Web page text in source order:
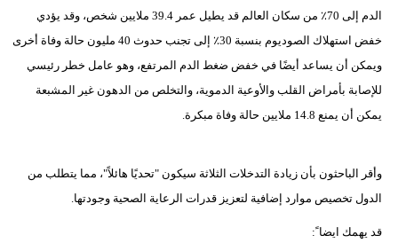
الدم إلى 70٪ من سكان العالم قد يطيل عمر 39.4 ملايين شخص، وقد يؤدي
خفض استهلاك الصوديوم بنسبة 30٪ إلى تجنب حدوث 40 مليون حالة وفاة أخرى
ويمكن أن يساعد أيضًا في خفض ضغط الدم المرتفع، وهو عامل خطر رئيسي
للإصابة بأمراض القلب والأوعية الدموية، والتخلص من الدهون غير المشبعة
يمكن أن يمنع 14.8 ملايين حالة وفاة مبكرة.
وأقر الباحثون بأن زيادة التدخلات الثلاثة سيكون "تحديًا هائلاً"، مما يتطلب من
الدول تخصيص موارد إضافية لتعزيز قدرات الرعاية الصحية وجودتها.
قد يهمك ايضا ً: